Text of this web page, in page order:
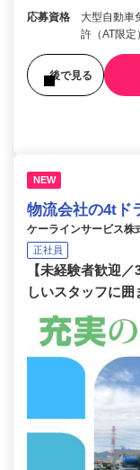
応募資格
大型自動
許（AT限定
後で見る
NEW
物流会社の4tド
ケーラインサービス
正社員
【未経験者歓迎
しいスタッフに囲